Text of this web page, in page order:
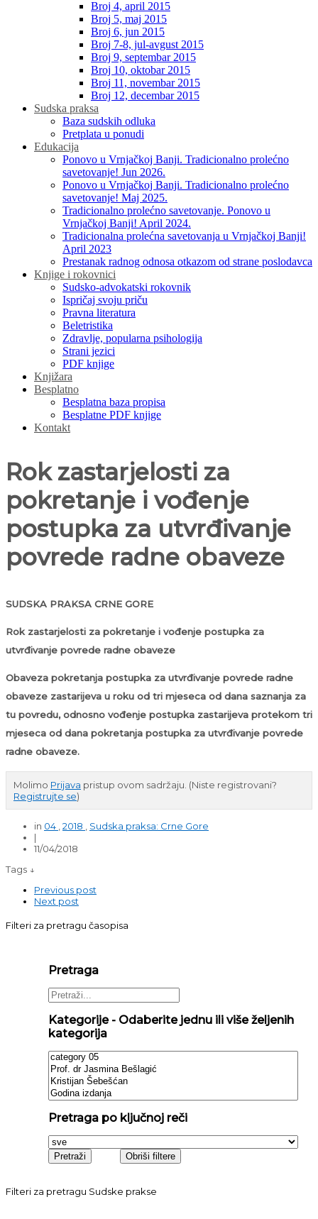
Broj 4, april 2015
Broj 5, maj 2015
Broj 6, jun 2015
Broj 7-8, jul-avgust 2015
Broj 9, septembar 2015
Broj 10, oktobar 2015
Broj 11, novembar 2015
Broj 12, decembar 2015
Sudska praksa
Baza sudskih odluka
Pretplata u ponudi
Edukacija
Ponovo u Vrnjačkoj Banji. Tradicionalno prolećno
savetovanje! Jun 2026.
Ponovo u Vrnjačkoj Banji. Tradicionalno prolećno
savetovanje! Maj 2025.
Tradicionalno prolećno savetovanje. Ponovo u
Vrnjačkoj Banji! April 2024.
Tradicionalna prolećna savetovanja u Vrnjačkoj Banji!
April 2023
Prestanak radnog odnosa otkazom od strane poslodavca
Knjige i rokovnici
Sudsko-advokatski rokovnik
Ispričaj svoju priču
Pravna literatura
Beletristika
Zdravlje, popularna psihologija
Strani jezici
PDF knjige
Knjižara
Besplatno
Besplatna baza propisa
Besplatne PDF knjige
Kontakt
Rok zastarjelosti za
pokretanje i vođenje
postupka za utvrđivanje
povrede radne obaveze
SUDSKA PRAKSA CRNE GORE
Rok zastarjelosti za pokretanje i vođenje postupka za
utvrđivanje povrede radne obaveze
Obaveza pokretanja postupka za utvrđivanje povrede radne
obaveze zastarijeva u roku od tri mjeseca od dana saznanja za
tu povredu, odnosno vođenje postupka zastarijeva protekom tri
mjeseca od dana pokretanja postupka za utvrđivanje povrede
radne obaveze.
Molimo Prijava pristup ovom sadržaju. (Niste registrovani?
Registrujte se)
in 04 2018
Sudska praksa: Crne Gore
|
11/04/2018
Tags ↓
Previous post
Next post
Filteri za pretragu časopisa
Pretraga
Kategorije - Odaberite jednu ili više željenih
kategorija
Pretraga po ključnoj reči
Filteri za pretragu Sudske prakse